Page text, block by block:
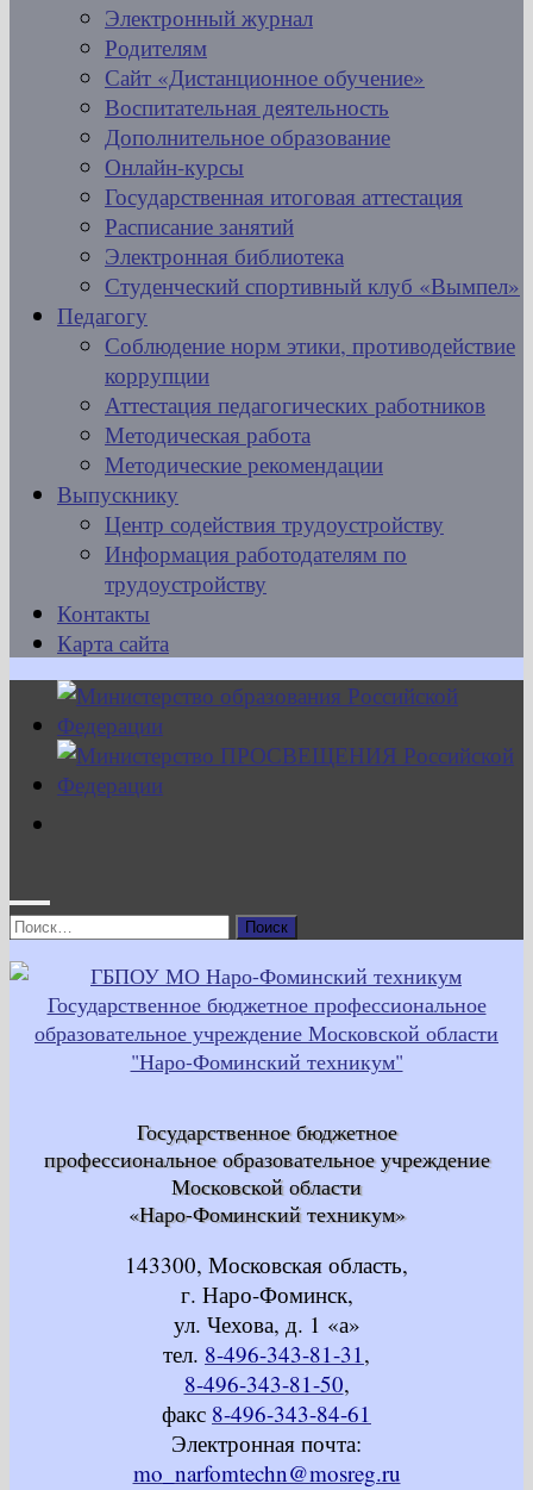
Электронный журнал
Родителям
Сайт «Дистанционное обучение»
Воспитательная деятельность
Дополнительное образование
Онлайн-курсы
Государственная итоговая аттестация
Расписание занятий
Электронная библиотека
Студенческий спортивный клуб «Вымпел»
Педагогу
Соблюдение норм этики, противодействие
коррупции
Аттестация педагогических работников
Методическая работа
Методические рекомендации
Выпускнику
Центр содействия трудоустройству
Информация работодателям по
трудоустройству
Контакты
Карта сайта
Найти:
Государственное бюджетное
профессиональное образовательное учреждение
Московской области
«Наро-Фоминский техникум»
143300, Московская область,
г. Наро-Фоминск,
ул. Чехова, д. 1 «а»
тел. 8-496-343-81-31,
8-496-343-81-50,
факс 8-496-343-84-61
Электронная почта:
mo_narfomtechn@mosreg.ru